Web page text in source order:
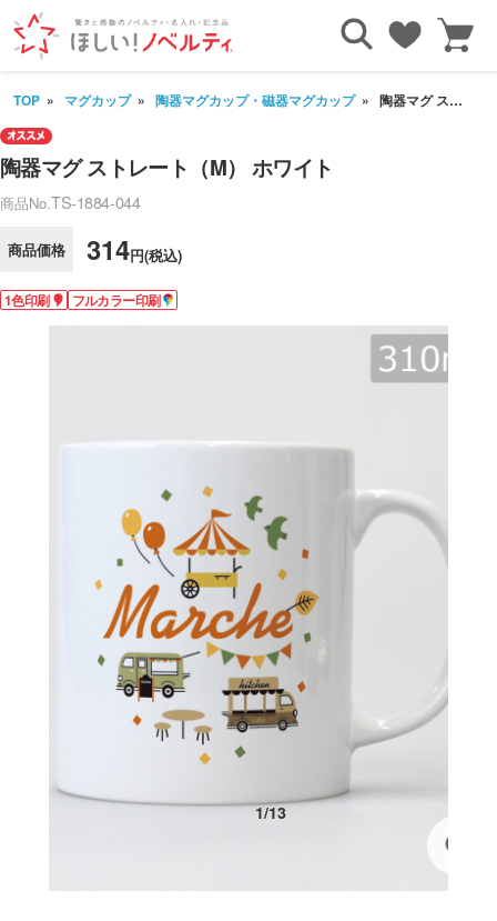
TOP マグカップ 陶器マグカップ・磁器マグカップ 陶器マグ ストレート（M） ホワイト
陶器マグ ストレート（M） ホワイト
商品No.TS-1884-044
商品価格 314円(税込)
1色印刷 フルカラー印刷
1/13